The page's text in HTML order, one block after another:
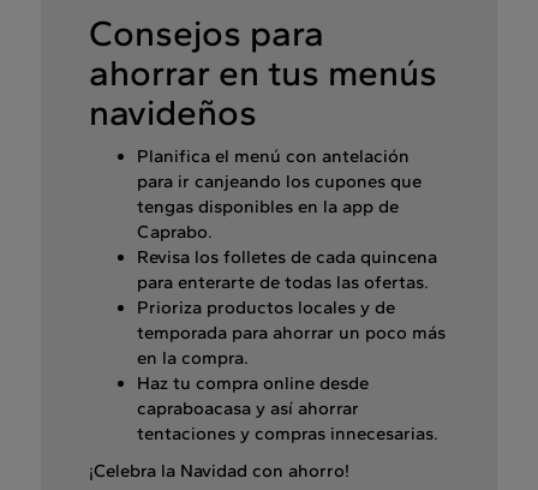
Consejos para
ahorrar en tus menús
navideños
Planifica el menú con antelación
para ir canjeando los cupones que
tengas disponibles en la app de
Caprabo.
Revisa los folletes de cada quincena
para enterarte de todas las ofertas.
Prioriza productos locales y de
temporada para ahorrar un poco más
en la compra.
Haz tu compra online desde
capraboacasa y así ahorrar
tentaciones y compras innecesarias.
¡Celebra la Navidad con ahorro!